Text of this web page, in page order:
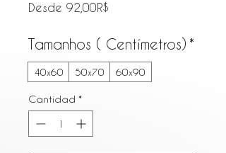
Desde 92,00R$
Tamanhos ( Centímetros) *
40x60 50x70 60x90
Cantidad *